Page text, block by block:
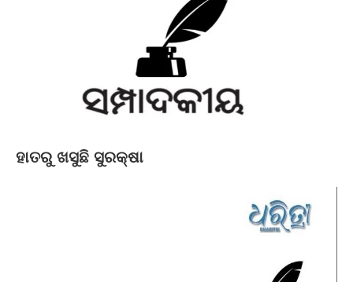
ହାତରୁ ଖସୁଛି ସୁରକ୍ଷା